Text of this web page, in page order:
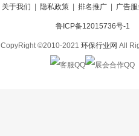
关于我们 隐私政策 排名推广 广告服
鲁ICP备12015736号-1
CopyRight ©2010-2021 环保行业网 All